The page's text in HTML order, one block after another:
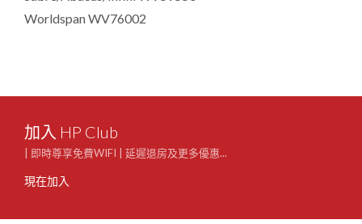
Worldspan WV76002
加入 HP Club
| 即時尊享免費WIFI | 延遲退房及更多優惠...
現在加入